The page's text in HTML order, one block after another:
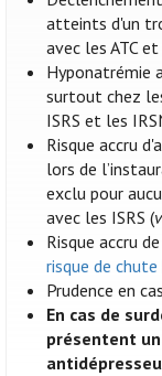
atteints d'un
avec les ATC
Hyponatrémie
surtout chez
ISRS et les
Risque accru
lors de
exclu pour
avec les ISRS (
Risque accru
risque de chute
Prudence en
En cas de
présentent